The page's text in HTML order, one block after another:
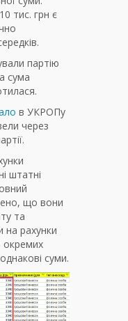
тис. грн є
партію
сума
в УКРОПу
через
штатні
що вони
та
на рахунки
окремих
суми.